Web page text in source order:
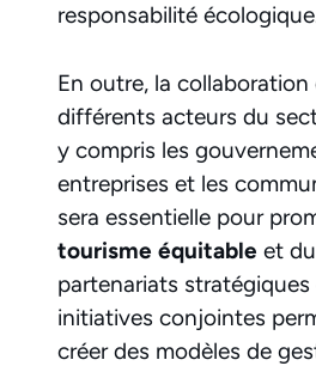
responsabilité
En outre, la collaboration
différents acteurs du
y compris les
entreprises et les
sera essentielle pour
tourisme équitable et
partenariats stratégiques
initiatives conjointes
créer des modèles de